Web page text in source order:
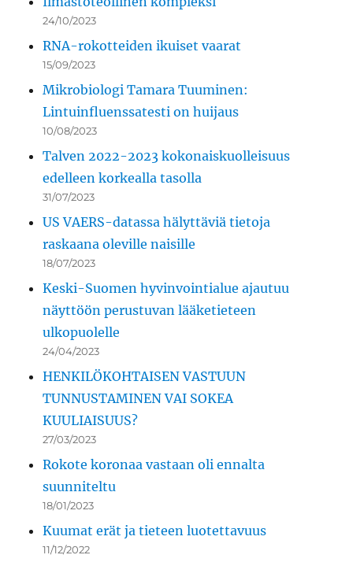
24/10/2023
RNA-rokotteiden ikuiset vaarat
15/09/2023
Mikrobiologi Tamara Tuuminen:
Lintuinfluenssatesti on huijaus
10/08/2023
Talven 2022-2023 kokonaiskuolleisuus
edelleen korkealla tasolla
31/07/2023
US VAERS-datassa hälyttäviä tietoja
raskaana oleville naisille
18/07/2023
Keski-Suomen hyvinvointialue ajautuu
näyttöön perustuvan lääketieteen
ulkopuolelle
24/04/2023
HENKILÖKOHTAISEN VASTUUN
TUNNUSTAMINEN VAI SOKEA
KUULIAISUUS?
27/03/2023
Rokote koronaa vastaan oli ennalta
suunniteltu
18/01/2023
Kuumat erät ja tieteen luotettavuus
11/12/2022